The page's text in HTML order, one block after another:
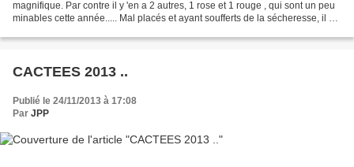
magnifique. Par contre il y 'en a 2 autres, 1 rose et 1 rouge , qui sont un peu
minables cette année..... Mal placés et ayant soufferts de la sécheresse, il va
CACTEES 2013 ..
Publié le 24/11/2013 à 17:08
Par JPP